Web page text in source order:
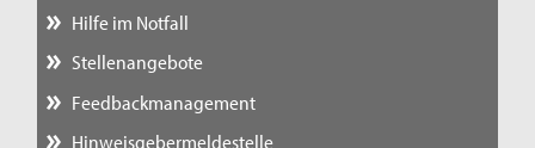
Hilfe im Notfall
Stellenangebote
Feedbackmanagement
Hinweisgebermeldestelle